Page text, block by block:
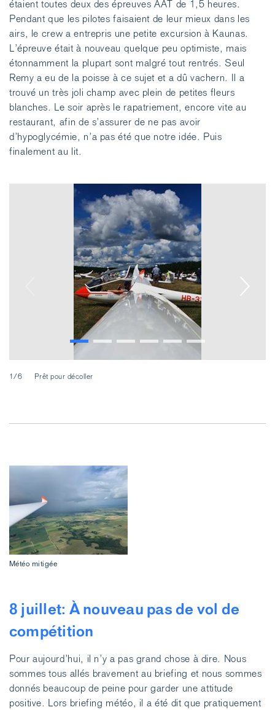
étaient toutes deux des épreuves AAT de 1,5 heures.
Pendant que les pilotes faisaient de leur mieux dans les
airs, le crew a entrepris une petite excursion à Kaunas.
L’épreuve était à nouveau quelque peu optimiste, mais
étonnamment la plupart sont malgré tout rentrés. Seul
Remy a eu de la poisse à ce sujet et a dû vachern. Il a
trouvé un très joli champ avec plein de petites fleurs
blanches. Le soir après le rapatriement, encore vite au
restaurant, afin de s’assurer de ne pas avoir
d’hypoglycémie, n’a pas été que notre idée. Puis
finalement au lit.
1/6 Prêt pour décoller
Météo mitigée
8 juillet: À nouveau pas de vol de
compétition
Pour aujourd’hui, il n’y a pas grand chose à dire. Nous
sommes tous allés bravement au briefing et nous sommes
donnés beaucoup de peine pour garder une attitude
positive. Lors briefing météo, il a été dit que pratiquement